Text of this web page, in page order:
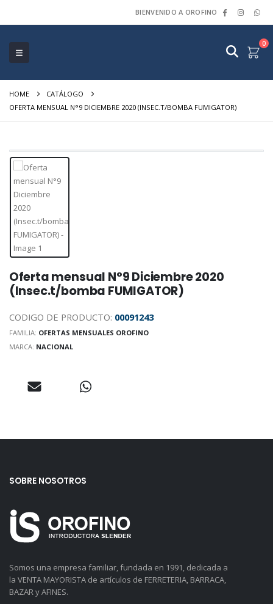
BIENVENIDO A OROFINO
0
HOME
CATÁLOGO
OFERTA MENSUAL N°9 DICIEMBRE 2020 (INSEC.T/BOMBA FUMIGATOR)
Oferta mensual N°9 Diciembre 2020
(Insec.t/bomba FUMIGATOR)
CODIGO DE PRODUCTO: 00091243
FAMILIA: OFERTAS MENSUALES OROFINO
MARCA: NACIONAL
SOBRE NOSOTROS
Somos una empresa familiar, fundada en 1991, dedicada a
la VENTA MAYORISTA de artículos de FERRETERIA, BARRACA,
BAZAR y AFINES.